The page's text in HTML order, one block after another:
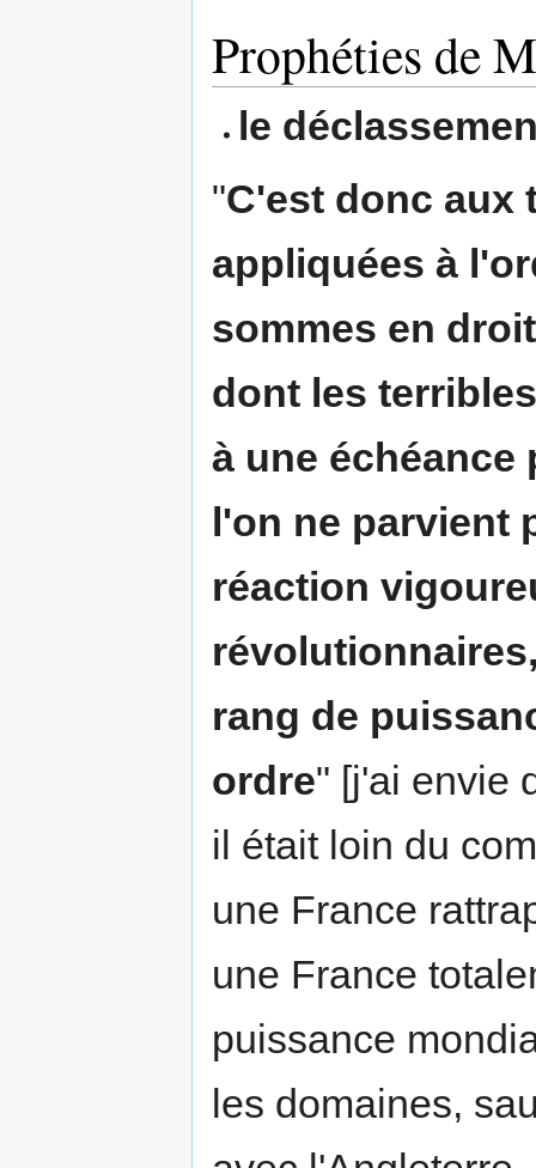
Prophéties de
le
"C'est donc aux
appliquées à
sommes en
dont les
à une
l'on ne parvient
réaction
rang de
ordre" [j'ai envie
il était loin du
une France
une France
puissance
les domaines,